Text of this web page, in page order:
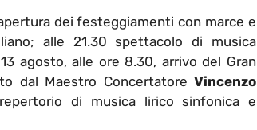
dei festeggiamenti con marce e
alle 21.30 spettacolo di musica
agosto, alle ore 8.30, arrivo del Gran
dal Maestro Concertatore Vincenzo
di musica lirico sinfonica e